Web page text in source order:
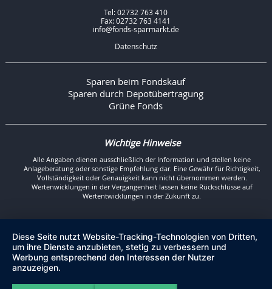
Tel: 02732 763 410
Fax: 02732 763 4141
info@fonds-sparmarkt.de
Datenschutz
Sparen beim Fondskauf
Sparen durch Depotübertragung
Grüne Fonds
Wichtige Hinweise
Alle Angaben dienen ausschließlich der Information und stellen keine
Anlageberatung oder sonstige Empfehlung dar. Eine Gewähr für Richtigkeit,
Vollständigkeit oder Genauigkeit kann nicht übernommen werden.
Wertenwicklungen in der Vergangenheit lassen keine Rückschlüsse auf
Wertentwicklungen in der Zukunft zu.
Diese Seite nutzt Website-Tracking-Technologien von Dritten,
um ihre Dienste anzubieten, stetig zu verbessern und
Werbung entsprechend den Interessen der Nutzer
anzuzeigen.